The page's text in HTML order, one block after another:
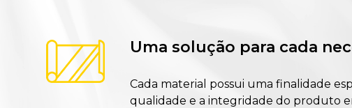
Uma solução para cada
Cada material possui uma finalidade
qualidade e a integridade do produto